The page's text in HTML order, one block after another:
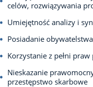
celów, rozwiązywania
Umiejętność analizy i
Posiadanie
Korzystanie z pełni
Nieskazanie
przestępstwo skarbowe